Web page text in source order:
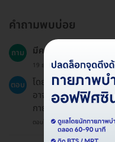
คำถามพบบ่อย
ถาม มีความเสี่ยงหรือผลข้า
19 ธ.ค. 2024
ตอบ
โดยทั่วไป การทำกาย
อาจมีอาการปวดหรือไ
กายภาพบำบัดหากเกิดอ
ตอบโดยทีมงาน HD